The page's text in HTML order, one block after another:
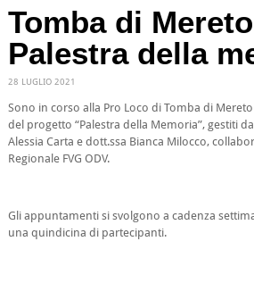
Tomba di
Palestra della
28 LUGLIO 2021
Sono in corso alla Pro Loco di Tomba di
del progetto “Palestra della Memoria”, gestiti
Alessia Carta e dott.ssa Bianca Milocco,
Regionale FVG ODV.
Gli appuntamenti si svolgono a cadenza
una quindicina di partecipanti.